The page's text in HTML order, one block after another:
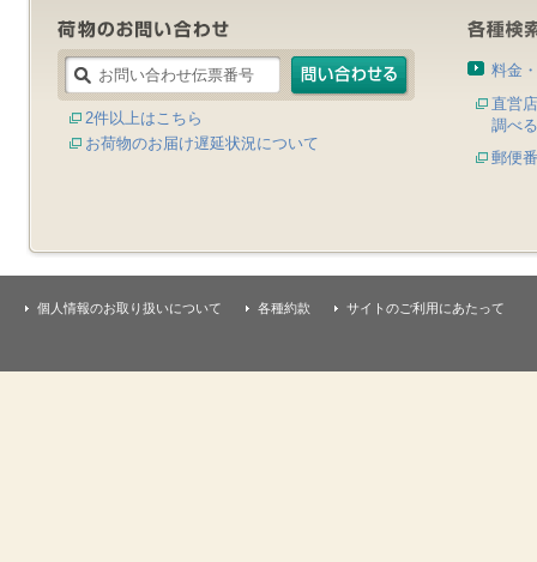
2件以上はこちら
お荷物のお届け遅延状況について
料金
直営
調べる
郵便
個人情報のお取り扱いについて 各種約款 サイトのご利用にあたって